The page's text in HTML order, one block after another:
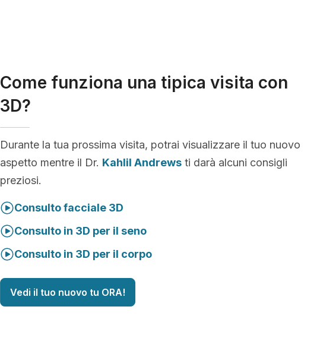
Come funziona una tipica visita con
3D?
Durante la tua prossima visita, potrai visualizzare il tuo nuovo
aspetto mentre il Dr. Kahlil Andrews ti darà alcuni consigli
preziosi.
Consulto facciale 3D
Consulto in 3D per il seno
Consulto in 3D per il corpo
Vedi il tuo nuovo tu ORA!